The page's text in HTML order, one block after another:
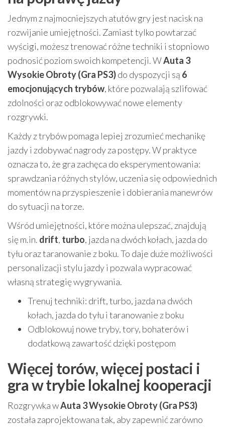
Jednym z najmocniejszych atutów gry jest nacisk na
rozwijanie umiejętności. Zamiast tylko powtarzać
wyścigi, możesz trenować różne techniki i stopniowo
podnosić poziom swoich kompetencji. WAuta 3
Wysokie Obroty (Gra PS3)do dyspozycji są 6
emocjonujących trybów, które pozwalają szlifować
zdolności oraz odblokowywać nowe elementy
rozgrywki.
Każdy z trybów pomaga lepiej zrozumieć mechanikę
jazdy i zdobywać nagrody za postępy. W praktyce
oznacza to, że gra zachęca do eksperymentowania:
sprawdzania różnych stylów, uczenia się odpowiednich
momentów na przyspieszenie i dobierania manewrów
do sytuacji na torze.
Wśród umiejętności, które można ulepszać, znajdują
się m.in. drift, turbo, jazda na dwóch kołach, jazda do
tyłu oraz taranowanie z boku. To daje duże możliwości
personalizacji stylu jazdy i pozwala wypracować
własną strategię wygrywania.
Trenuj techniki: drift, turbo, jazda na dwóch
kołach, jazda do tyłu i taranowanie z boku
Odblokowuj nowe tryby, tory, bohaterów i
dodatkową zawartość dzięki postępom
Więcej torów, więcej postaci i
gra w trybie lokalnej kooperacji
Rozgrywka wAuta 3 Wysokie Obroty (Gra PS3)
została zaprojektowana tak, aby zapewnić zarówno